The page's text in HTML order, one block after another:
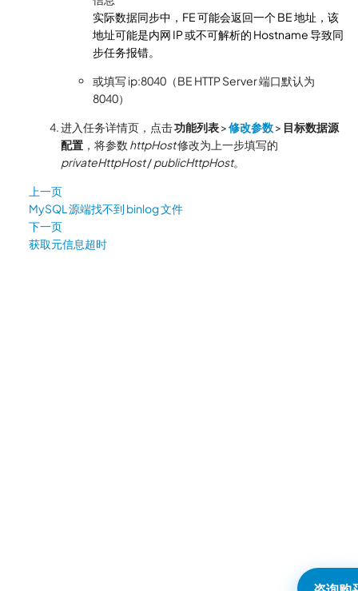
实际数据同步中，FE 可能会返回一个 BE 地址，该
地址可能是内网 IP 或不可解析的 Hostname 导致同
步任务报错。
或填写 ip:8040（BE HTTP Server 端口默认为
8040）
进入任务详情页，点击功能列表>修改参数> 目标数据源
配置 ，将参数 httpHost修改为上一步填写的
privateHttpHost/publicHttpHost。
上一页
MySQL 源端找不到 binlog 文件
下一页
获取元信息超时